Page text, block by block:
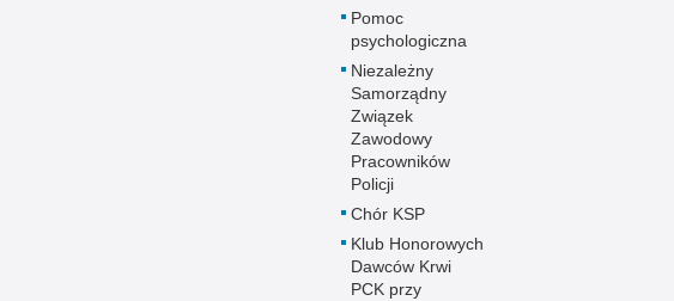
Pomoc
psychologiczna
Niezależny
Samorządny
Związek
Zawodowy
Pracowników
Policji
Chór KSP
Klub Honorowych
Dawców Krwi
PCK przy